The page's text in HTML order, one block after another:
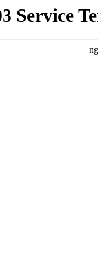
Service